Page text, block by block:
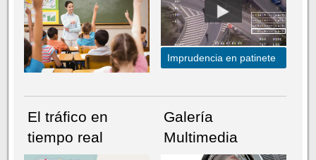
Imprudencia en patinete
El tráfico en
tiempo real
Galería
Multimedia